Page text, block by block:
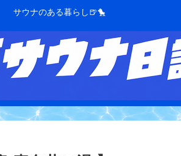
サウナのある暮らし🍺🐤